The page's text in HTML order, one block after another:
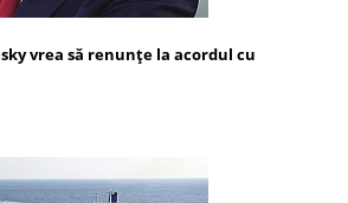
vrea să renunțe la acordul cu